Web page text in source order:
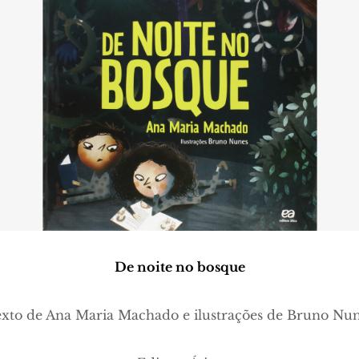
De noite no bosque
de Ana Maria Machado e ilustrações de Bruno